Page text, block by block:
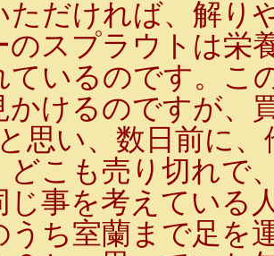
ただければ、解り
のスプラウトは栄
ているのです。こ
かけるのですが、
思い、数日前に
どこも売り切れで
じ事を考えている
うち室蘭まで足を